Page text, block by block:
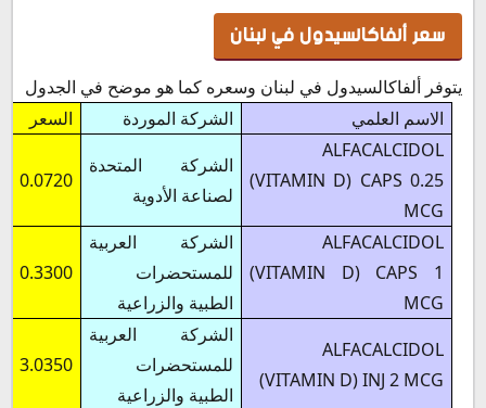
سعر ألفاكالسيدول في لبنان
يتوفر ألفاكالسيدول في لبنان وسعره كما هو موضح في الجدول
الاسم العلمي
الشركة الموردة
السعر
ALFACALCIDOL
(VITAMIN D) CAPS 0.25
MCG
الشركة المتحدة
لصناعة الأدوية
0.0720
ALFACALCIDOL
(VITAMIN D) CAPS 1
MCG
الشركة العربية
للمستحضرات
الطبية والزراعية
0.3300
ALFACALCIDOL
(VITAMIN D) INJ 2 MCG
الشركة العربية
للمستحضرات
الطبية والزراعية
3.0350